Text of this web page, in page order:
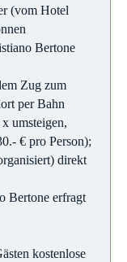
(vom Hotel
Bertone
Zug zum
per Bahn
umsteigen,
€ pro Person);
direkt
Bertone erfragt
kostenlose